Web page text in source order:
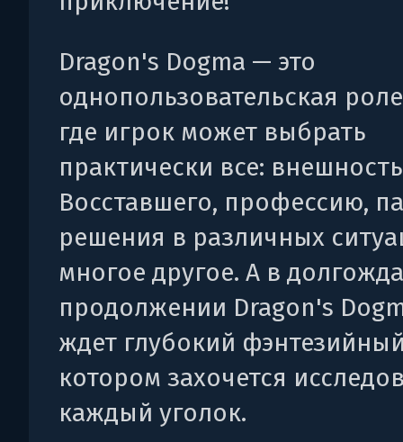
Dragon's Dogma — это
однопользовательская
где игрок может выбрать
практически все:
Восставшего, профессию,
решения в различных
многое другое. А в
продолжении Dragon's
ждет глубокий
котором захочется
каждый уголок.